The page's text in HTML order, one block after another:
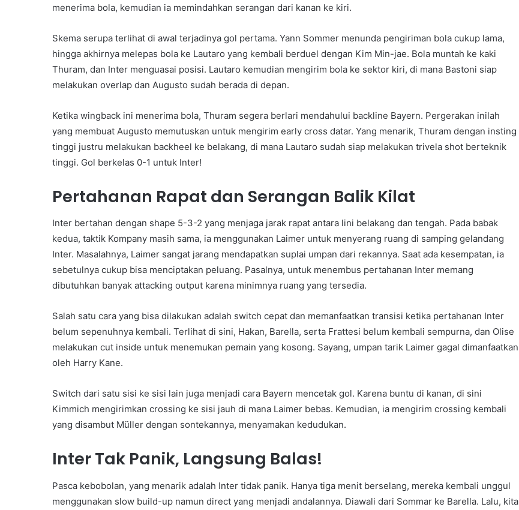
menerima bola, kemudian ia memindahkan serangan dari kanan ke kiri.
Skema serupa terlihat di awal terjadinya gol pertama. Yann Sommer menunda pengiriman bola cukup lama,
hingga akhirnya melepas bola ke Lautaro yang kembali berduel dengan Kim Min-jae. Bola muntah ke kaki
Thuram, dan Inter menguasai posisi. Lautaro kemudian mengirim bola ke sektor kiri, di mana Bastoni siap
melakukan overlap dan Augusto sudah berada di depan.
Ketika wingback ini menerima bola, Thuram segera berlari mendahului backline Bayern. Pergerakan inilah
yang membuat Augusto memutuskan untuk mengirim early cross datar. Yang menarik, Thuram dengan insting
tinggi justru melakukan backheel ke belakang, di mana Lautaro sudah siap melakukan trivela shot berteknik
tinggi. Gol berkelas 0-1 untuk Inter!
Pertahanan Rapat dan Serangan Balik Kilat
Inter bertahan dengan shape 5-3-2 yang menjaga jarak rapat antara lini belakang dan tengah. Pada babak
kedua, taktik Kompany masih sama, ia menggunakan Laimer untuk menyerang ruang di samping gelandang
Inter. Masalahnya, Laimer sangat jarang mendapatkan suplai umpan dari rekannya. Saat ada kesempatan, ia
sebetulnya cukup bisa menciptakan peluang. Pasalnya, untuk menembus pertahanan Inter memang
dibutuhkan banyak attacking output karena minimnya ruang yang tersedia.
Salah satu cara yang bisa dilakukan adalah switch cepat dan memanfaatkan transisi ketika pertahanan Inter
belum sepenuhnya kembali. Terlihat di sini, Hakan, Barella, serta Frattesi belum kembali sempurna, dan Olise
melakukan cut inside untuk menemukan pemain yang kosong. Sayang, umpan tarik Laimer gagal dimanfaatkan
oleh Harry Kane.
Switch dari satu sisi ke sisi lain juga menjadi cara Bayern mencetak gol. Karena buntu di kanan, di sini
Kimmich mengirimkan crossing ke sisi jauh di mana Laimer bebas. Kemudian, ia mengirim crossing kembali
yang disambut Müller dengan sontekannya, menyamakan kedudukan.
Inter Tak Panik, Langsung Balas!
Pasca kebobolan, yang menarik adalah Inter tidak panik. Hanya tiga menit berselang, mereka kembali unggul
menggunakan slow build-up namun direct yang menjadi andalannya. Diawali dari Sommar ke Barella. Lalu, kita